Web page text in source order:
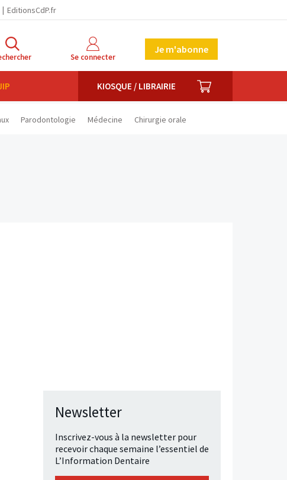
EditionsCdP.fr
Se connecter
Je m'abonne
KIOSQUE / LIBRAIRIE PANIER
Parodontologie Médecine Chirurgie orale
Newsletter
Inscrivez-vous à la newsletter pour
recevoir chaque semaine l’essentiel de
L’Information Dentaire